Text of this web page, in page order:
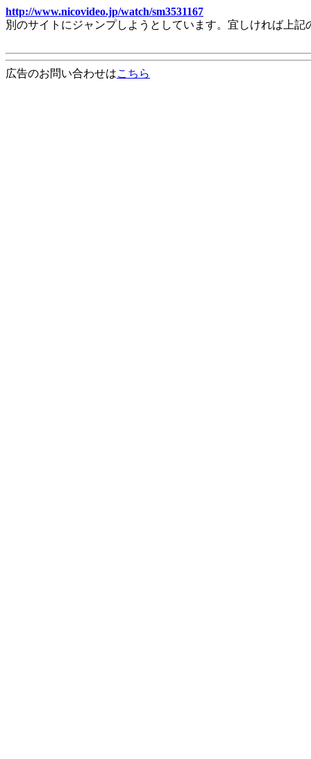
http://www.nicovideo.jp/watch/sm3531167
別のサイトにジャンプしようとしています。宜しければ上
広告のお問い合わせはこちら